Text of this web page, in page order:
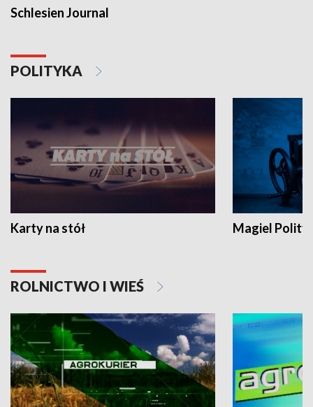
Schlesien Journal
POLITYKA
Karty na stół Magiel
ROLNICTWO I WIEŚ